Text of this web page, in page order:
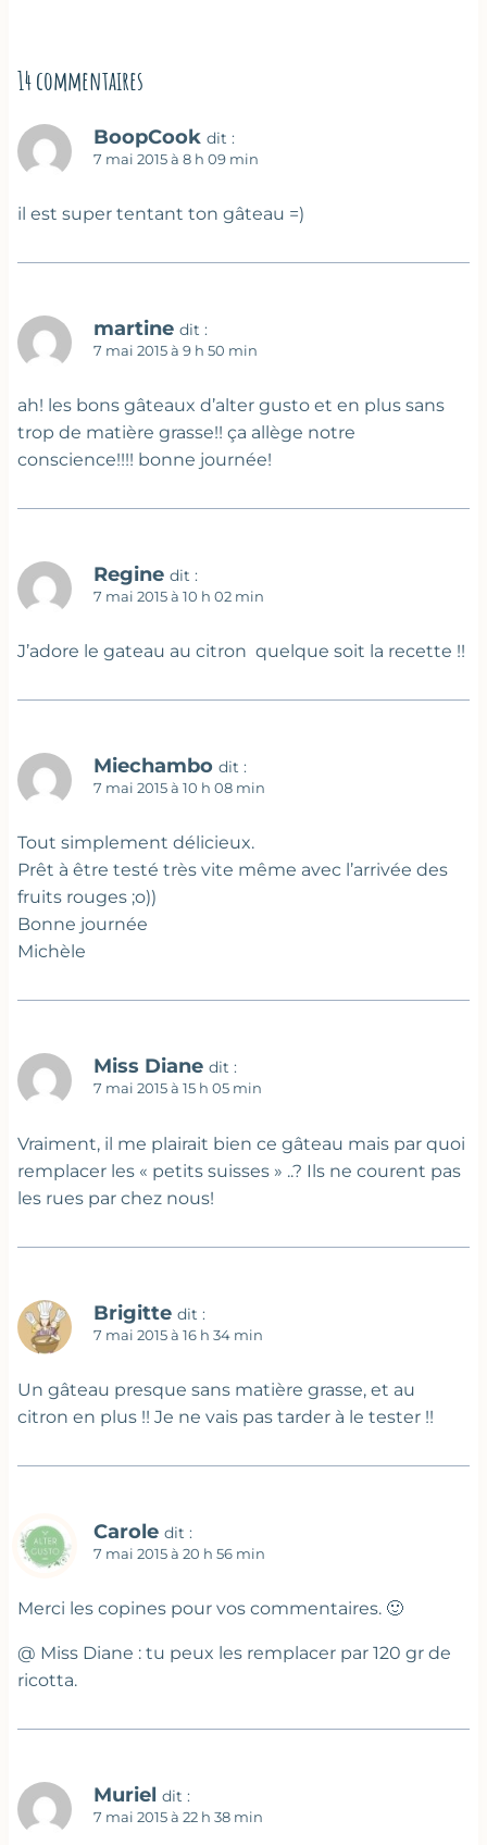
14 commentaires
BoopCook dit :
7 mai 2015 à 8 h 09 min
il est super tentant ton gâteau =)
martine dit :
7 mai 2015 à 9 h 50 min
ah! les bons gâteaux d’alter gusto et en plus sans
trop de matière grasse!! ça allège notre
conscience!!!! bonne journée!
Regine dit :
7 mai 2015 à 10 h 02 min
J’adore le gateau au citron quelque soit la recette !!
Miechambo dit :
7 mai 2015 à 10 h 08 min
Tout simplement délicieux.
Prêt à être testé très vite même avec l’arrivée des
fruits rouges ;o))
Bonne journée
Michèle
Miss Diane dit :
7 mai 2015 à 15 h 05 min
Vraiment, il me plairait bien ce gâteau mais par quoi
remplacer les « petits suisses » ..? Ils ne courent pas
les rues par chez nous!
Brigitte dit :
7 mai 2015 à 16 h 34 min
Un gâteau presque sans matière grasse, et au
citron en plus !! Je ne vais pas tarder à le tester !!
Carole dit :
7 mai 2015 à 20 h 56 min
Merci les copines pour vos commentaires. 🙂
@ Miss Diane : tu peux les remplacer par 120 gr de
ricotta.
Muriel dit :
7 mai 2015 à 22 h 38 min